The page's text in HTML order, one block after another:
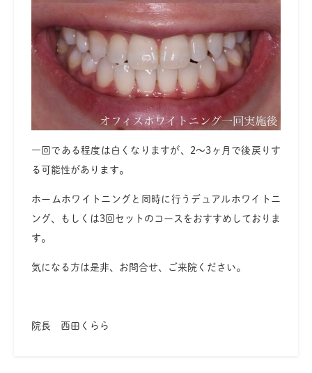
一回である程度は白くなりますが、2〜3ヶ月で後戻りす
る可能性があります。
ホームホワイトニングと同時に行うデュアルホワイトニ
ング、もしくは3回セットのコースをおすすめしておりま
す。
気になる方は是非、お問合せ、ご来院ください。
院長 西田くらら